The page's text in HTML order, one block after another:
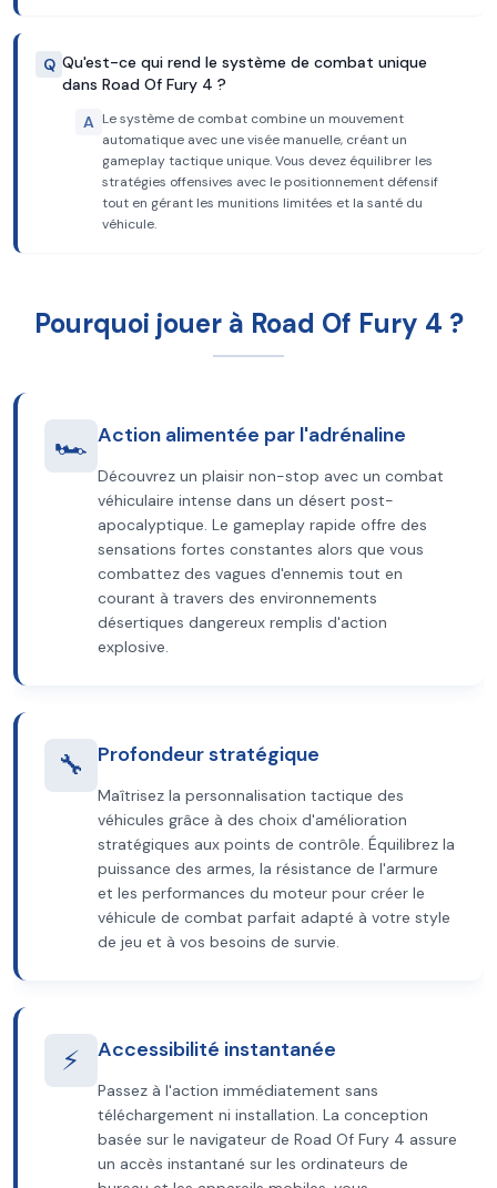
Q Qu'est-ce qui rend le système de combat unique
dans Road Of Fury 4 ?
A Le système de combat combine un mouvement
automatique avec une visée manuelle, créant un
gameplay tactique unique. Vous devez équilibrer les
stratégies offensives avec le positionnement défensif
tout en gérant les munitions limitées et la santé du
véhicule.
Pourquoi jouer à Road Of Fury 4 ?
🏎️ Action alimentée par l'adrénaline
Découvrez un plaisir non-stop avec un combat
véhiculaire intense dans un désert post-
apocalyptique. Le gameplay rapide offre des
sensations fortes constantes alors que vous
combattez des vagues d'ennemis tout en
courant à travers des environnements
désertiques dangereux remplis d'action
explosive.
🔧 Profondeur stratégique
Maîtrisez la personnalisation tactique des
véhicules grâce à des choix d'amélioration
stratégiques aux points de contrôle. Équilibrez la
puissance des armes, la résistance de l'armure
et les performances du moteur pour créer le
véhicule de combat parfait adapté à votre style
de jeu et à vos besoins de survie.
⚡ Accessibilité instantanée
Passez à l'action immédiatement sans
téléchargement ni installation. La conception
basée sur le navigateur de Road Of Fury 4 assure
un accès instantané sur les ordinateurs de